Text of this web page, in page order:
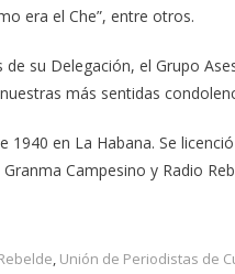
era el Che”, entre otros.
su Delegación, el Grupo
más sentidas
1940 en La Habana. Se
Campesino y Radio
, Unión de Periodistas de